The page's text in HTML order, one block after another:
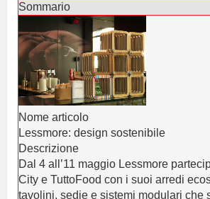
Sommario
Nome articolo
Lessmore: design sostenibile
Descrizione
Dal 4 all’11 maggio Lessmore
City e TuttoFood con i suoi arredi
tavolini, sedie e sistemi modulari che